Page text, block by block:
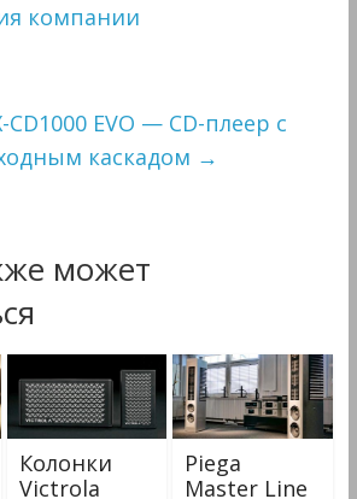
компании
CD1000 EVO — CD-плеер с
каскадом →
может
Колонки
Victrola
Piega
Master Line